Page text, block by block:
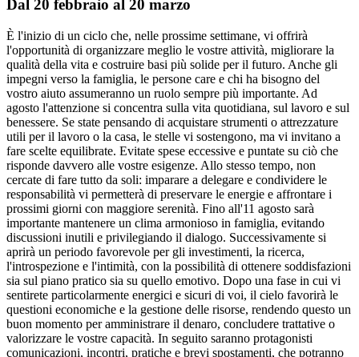
Dal 20 febbraio al 20 marzo
È l'inizio di un ciclo che, nelle prossime settimane, vi offrirà
l'opportunità di organizzare meglio le vostre attività, migliorare la
qualità della vita e costruire basi più solide per il futuro. Anche gli
impegni verso la famiglia, le persone care e chi ha bisogno del
vostro aiuto assumeranno un ruolo sempre più importante. Ad
agosto l'attenzione si concentra sulla vita quotidiana, sul lavoro e sul
benessere. Se state pensando di acquistare strumenti o attrezzature
utili per il lavoro o la casa, le stelle vi sostengono, ma vi invitano a
fare scelte equilibrate. Evitate spese eccessive e puntate su ciò che
risponde davvero alle vostre esigenze. Allo stesso tempo, non
cercate di fare tutto da soli: imparare a delegare e condividere le
responsabilità vi permetterà di preservare le energie e affrontare i
prossimi giorni con maggiore serenità. Fino all'11 agosto sarà
importante mantenere un clima armonioso in famiglia, evitando
discussioni inutili e privilegiando il dialogo. Successivamente si
aprirà un periodo favorevole per gli investimenti, la ricerca,
l'introspezione e l'intimità, con la possibilità di ottenere soddisfazioni
sia sul piano pratico sia su quello emotivo. Dopo una fase in cui vi
sentirete particolarmente energici e sicuri di voi, il cielo favorirà le
questioni economiche e la gestione delle risorse, rendendo questo un
buon momento per amministrare il denaro, concludere trattative o
valorizzare le vostre capacità. In seguito saranno protagonisti
comunicazioni, incontri, pratiche e brevi spostamenti, che potranno